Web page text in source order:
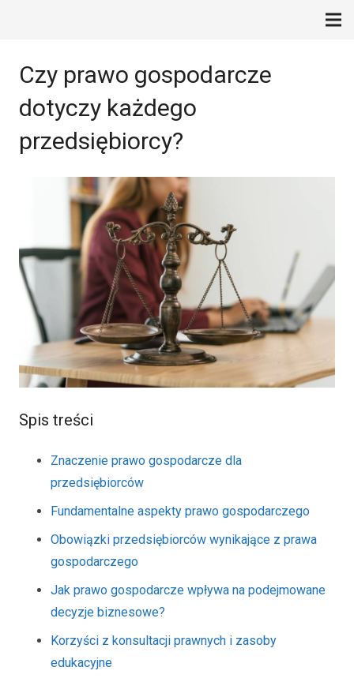
Czy prawo gospodarcze
dotyczy każdego
przedsiębiorcy?
Spis treści
Znaczenie prawo gospodarcze dla
przedsiębiorców
Fundamentalne aspekty prawo gospodarczego
Obowiązki przedsiębiorców wynikające z prawa
gospodarczego
Jak prawo gospodarcze wpływa na podejmowane
decyzje biznesowe?
Korzyści z konsultacji prawnych i zasoby
edukacyjne